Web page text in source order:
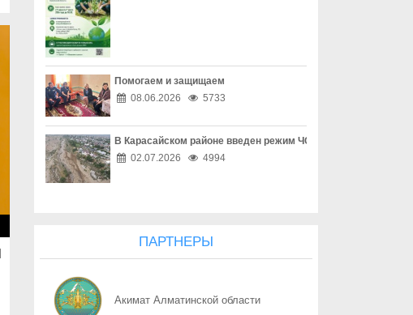
06.08 Собственник обязан соблюдать законодательство
06.08 Опасный обгон – риск для каждого
06.08 Перекресток, где победила вежливость
06.08 Право собственности - основа доверия
06.08 Собственность начинается с уважения
06.08 Дроппер - не безобидный посредник
Помогаем и защищаем
08.06.2026
5733
В Карасайском районе введен режим ЧС местного масштаба
02.07.2026
4994
ПАРТНЕРЫ
Акимат Алматинской области